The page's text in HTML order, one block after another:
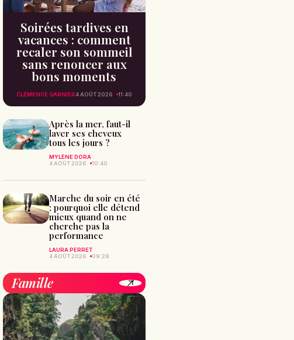
Soirées tardives en
vacances : comment
recaler son sommeil
sans renoncer aux
bons moments
CLÉMENCE GARNIER4 AOÛT 2026 11:40
Après la mer, faut-il
laver ses cheveux
tous les jours ?
MYLÈNE DORA
4 AOÛT 2026
10:40
Marche du soir en été
: pourquoi elle détend
mieux quand on ne
cherche pas la
performance
LAURA PERRET
4 AOÛT 2026
09:28
Famille